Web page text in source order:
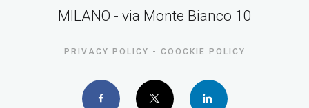
MILANO - via Monte Bianco 10
PRIVACY POLICY - COOCKIE POLICY
Facebook X LinkedIn